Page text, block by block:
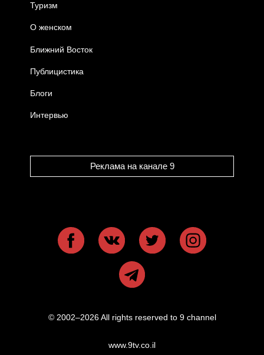
Туризм
О женском
Ближний Восток
Публицистика
Блоги
Интервью
Реклама на канале 9
© 2002–2026 All rights reserved to 9 channel
www.9tv.co.il